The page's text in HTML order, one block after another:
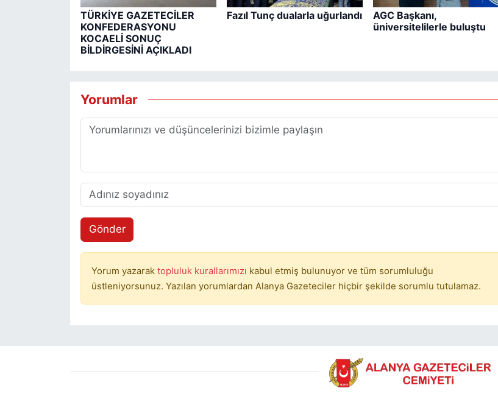
TÜRKİYE GAZETECİLER
KONFEDERASYONU
KOCAELİ SONUÇ
BİLDİRGESİNİ AÇIKLADI
Fazıl Tunç dualarla uğurlandı
AGC Başkanı,
üniversitelilerle buluştu
Yorumlar
Gönder
Yorum yazarak topluluk kurallarımızı kabul etmiş bulunuyor ve tüm sorumluluğu
üstleniyorsunuz. Yazılan yorumlardan Alanya Gazeteciler hiçbir şekilde sorumlu tutulamaz.